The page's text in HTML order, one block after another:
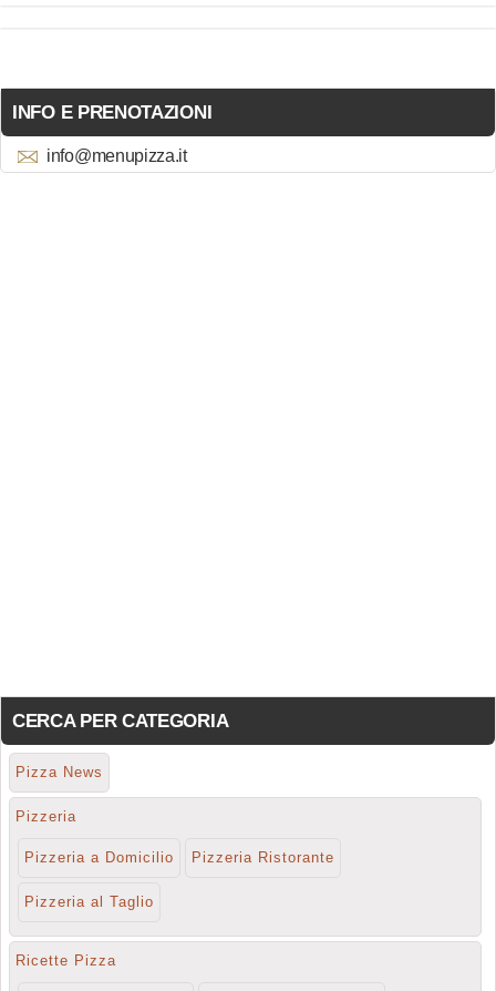
INFO E PRENOTAZIONI
info@menupizza.it
CERCA PER CATEGORIA
Pizza News
Pizzeria
Pizzeria a Domicilio Pizzeria Ristorante
Pizzeria al Taglio
Ricette Pizza